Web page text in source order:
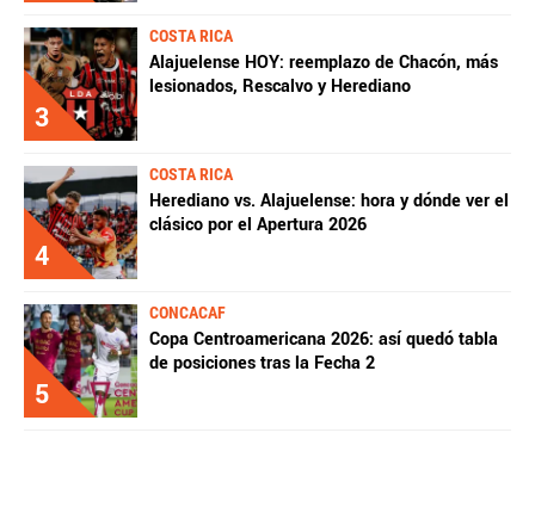
3
COSTA RICA
Alajuelense HOY: reemplazo de Chacón, más
lesionados, Rescalvo y Herediano
4
COSTA RICA
Herediano vs. Alajuelense: hora y dónde ver el
clásico por el Apertura 2026
5
CONCACAF
Copa Centroamericana 2026: así quedó tabla
de posiciones tras la Fecha 2